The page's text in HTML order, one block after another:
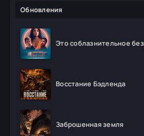
Обновления
Это соблазнительное
Восстание Бэдленда
Заброшенная земля